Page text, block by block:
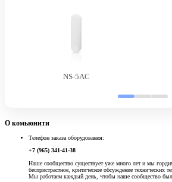
NS-5AC
О комьюнити
Телефон заказа оборудования:
+7 (965) 341-41-38
Наше сообщество существует уже много лет и мы
беспристрастное, критическое обсуждение технических
Мы работаем каждый день, чтобы наше сообщество